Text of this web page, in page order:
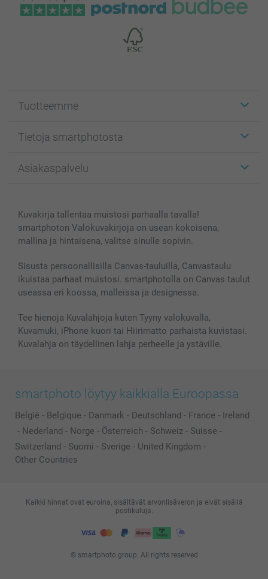
Tuotteemme
Kuvakortit
Kuvakirjat
Kännykkä & Tabletti
MyNameBook
Valokuvakehykset & Lisätarvikkeet
Lahjakortti
Kaikki kuvatuotteet
Tietoja smartphotosta
Affiliate ohjelma
Sivukartta
Ehdot/takuut
Asiakaspalvelu
smartbonus
Hinnat & maksutavat
Kuvakirja tallentaa muistosi parhaalla tavalla!
smartphoton Valokuvakirjoja on usean kokoisena,
mallina ja hintaisena, valitse sinulle sopivin.
Sisusta persoonallisilla Canvas-tauluilla, Canvastaulu
ikuistaa parhaat muistosi. smartphotolla on Canvas taulut
useassa eri koossa, malleissa ja designessa.
Tee hienoja Kuvalahjoja kuten Tyyny valokuvalla,
Kuvamuki, iPhone kuori tai Hiirimatto parhaista kuvistasi.
Kuvalahja on täydellinen lahja perheelle ja ystäville.
smartphoto löytyy kaikkialla Euroopassa
België - Belgique - Danmark - Deutschland - France - Ireland
- Nederland - Norge - Österreich - Schweiz - Suisse -
Switzerland - Suomi - Sverige - United Kingdom -
Other Countries
© smartphoto group. All rights reserved
Kaikki hinnat ovat euroina, sisältävät arvonlisäveron ja eivät sisällä
postikuluja.